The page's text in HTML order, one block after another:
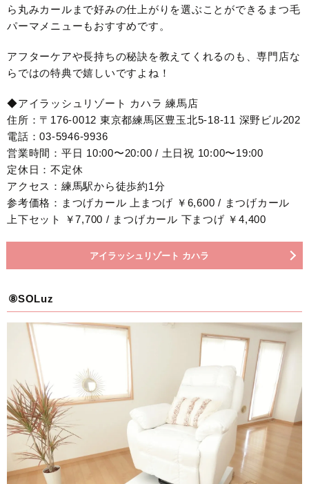
ら丸みカールまで好みの仕上がりを選ぶことができるまつ毛
パーマメニューもおすすめです。
アフターケアや長持ちの秘訣を教えてくれるのも、専門店な
らではの特典で嬉しいですよね！
◆アイラッシュリゾート カハラ 練馬店
住所：〒176-0012 東京都練馬区豊玉北5-18-11 深野ビル202
電話：03-5946-9936
営業時間：平日 10:00〜20:00 / 土日祝 10:00〜19:00
定休日：不定休
アクセス：練馬駅から徒歩約1分
参考価格：まつげカール 上まつげ ￥6,600 / まつげカール
上下セット ￥7,700 / まつげカール 下まつげ ￥4,400
アイラッシュリゾート カハラ
⑧SOLuz